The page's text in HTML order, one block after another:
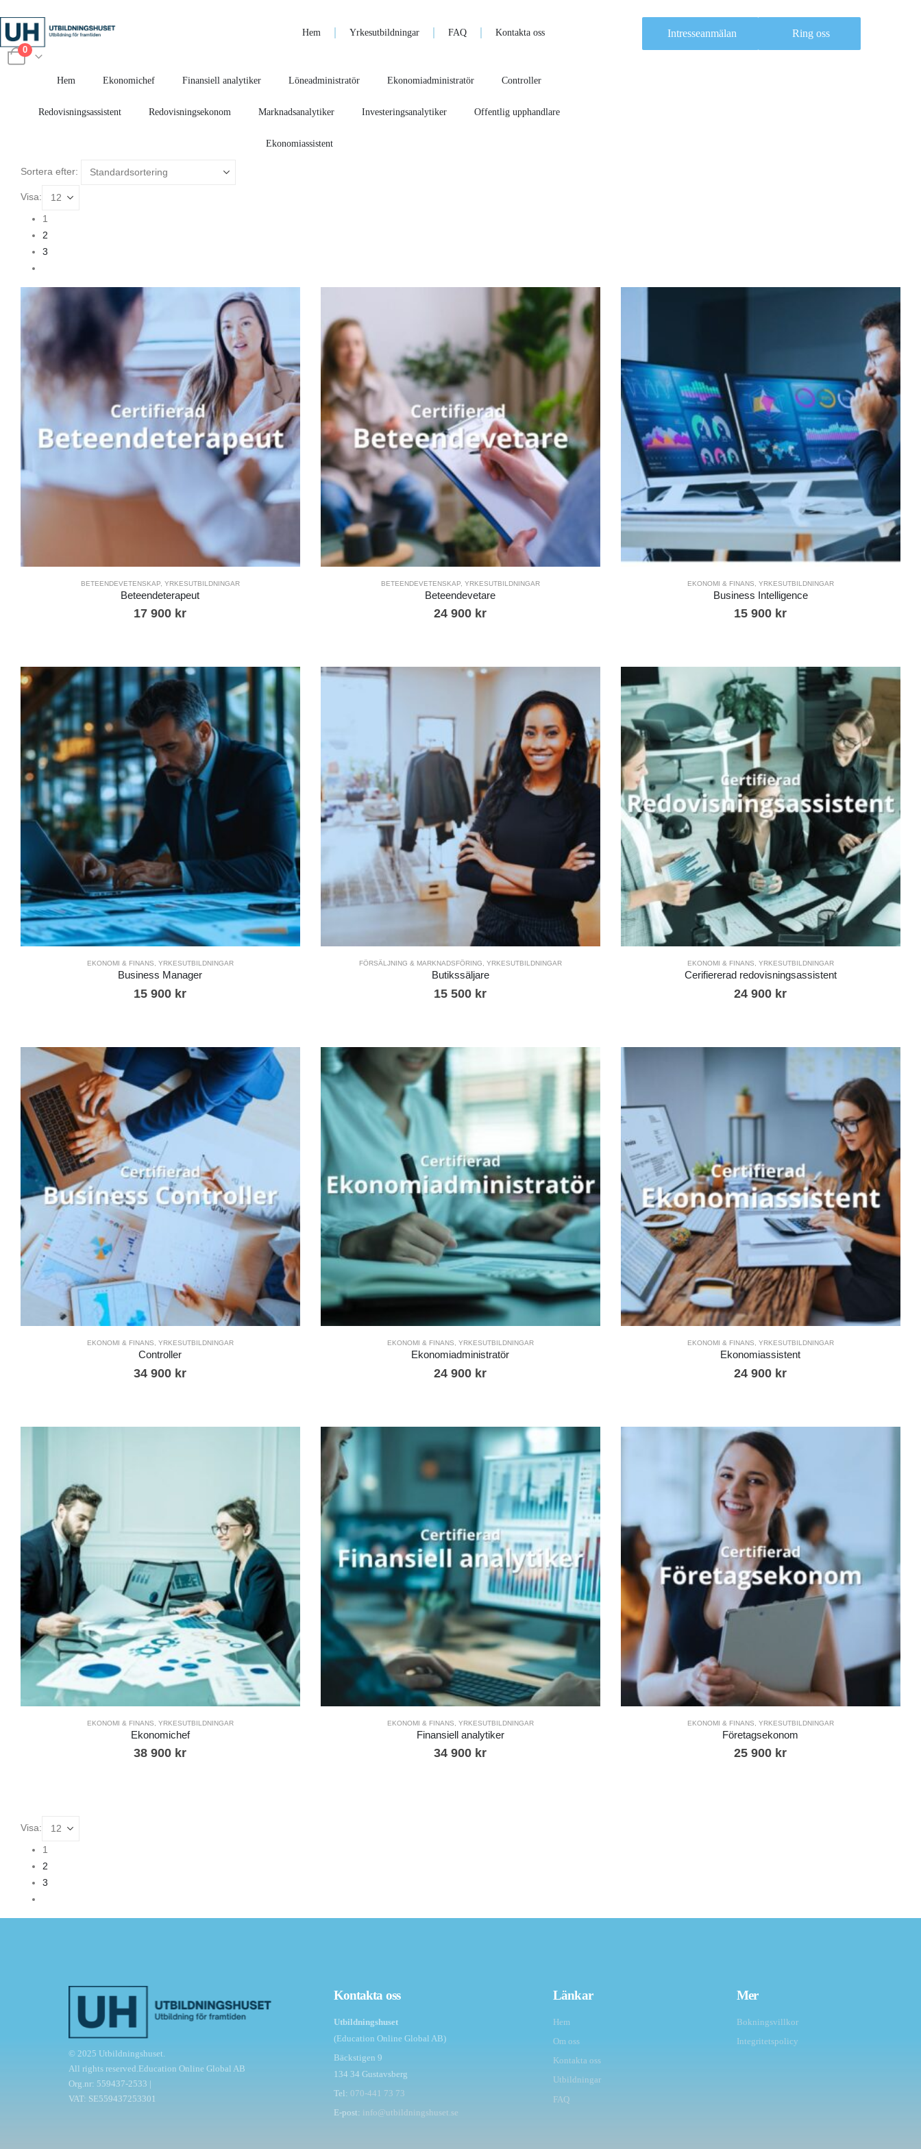
0
Hem Yrkesutbildningar FAQ Kontakta oss Intresseanmälan Ring oss
Hem Ekonomichef Finansiell analytiker Löneadministratör Ekonomiadministratör Controller
Redovisningsassistent Redovisningsekonom Marknadsanalytiker Investeringsanalytiker Offentlig upphandlare
Ekonomiassistent
Sortera efter:
Visa:
1
2
3
BETEENDEVETENSKAP, YRKESUTBILDNINGAR
Beteendeterapeut
17 900 kr
BETEENDEVETENSKAP, YRKESUTBILDNINGAR
Beteendevetare
24 900 kr
EKONOMI & FINANS YRKESUTBILDNINGAR
Business Intelligence
15 900 kr
EKONOMI & FINANS, YRKESUTBILDNINGAR
Business Manager
15 900 kr
FÖRSÄLJNING & MARKNADSFÖRING, YRKESUTBILDNINGAR
Butikssäljare
15 500 kr
EKONOMI & FINANS, YRKESUTBILDNINGAR
Cerifiererad redovisningsassistent
24 900 kr
EKONOMI & FINANS, YRKESUTBILDNINGAR
Controller
34 900 kr
EKONOMI & FINANS, YRKESUTBILDNINGAR
Ekonomiadministratör
24 900 kr
EKONOMI & FINANS, YRKESUTBILDNINGAR
Ekonomiassistent
24 900 kr
EKONOMI & FINANS YRKESUTBILDNINGAR
Ekonomichef
38 900 kr
EKONOMI & FINANS YRKESUTBILDNINGAR
Finansiell analytiker
34 900 kr
EKONOMI & FINANS YRKESUTBILDNINGAR
Företagsekonom
25 900 kr
Visa:
1
2
3
© 2025 Utbildningshuset.
All rights reserved.Education Online Global AB
Org.nr: 559437-2533 |
VAT: SE559437253301
Kontakta oss
Utbildningshuset
(Education Online Global AB)
Bäckstigen 9
134 34 Gustavsberg
Tel:070-441 73 73
E-post: info@utbildningshuset.se
Länkar
Hem
Om oss
Kontakta oss
Utbildningar
FAQ
Mer
Bokningsvillkor
Integritetspolicy